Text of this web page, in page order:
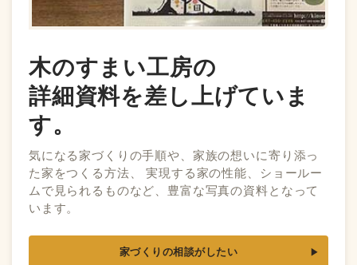
木のすまい工房の
詳細資料を差し上げていま
す。
気になる家づくりの手順や、家族の想いに寄り添っ
た家をつくる方法、 実現する家の性能、ショールー
ムで見られるものなど、豊富な写真の資料となって
います。
家づくりの相談がしたい